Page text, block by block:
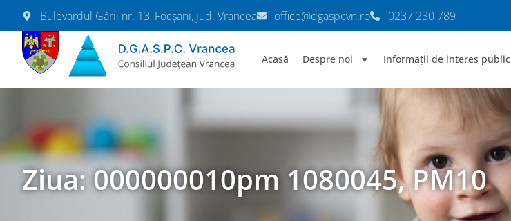
Bulevardul Gării nr. 13, Focșani, jud. Vrancea office@dgaspcvn.ro 0237 230 789
Acasă Despre noi Informații de interes public
Ziua: 000000010pm 1080045, PM10